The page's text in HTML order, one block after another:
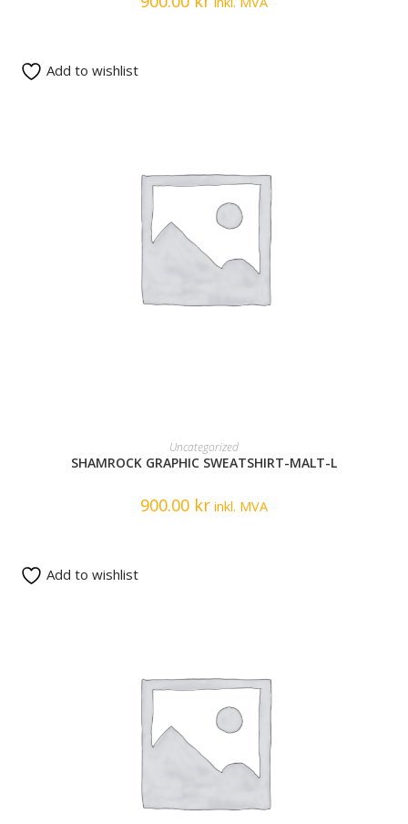
READ MORE
Uncategorized
SHAMROCK GRAPHIC SWEATSHIRT-MALT-L
900.00 kr inkl. MVA
Add to wishlist
Add to wishlist